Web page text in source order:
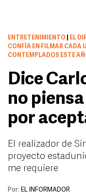
ENTRETENIMIENTO
EL
CONFÍA EN FILMAR CADA
CONTEMPLADOS ESTE
Dice
no
por
El realizador de
proyecto
me requiere
Por: EL INFORMADOR